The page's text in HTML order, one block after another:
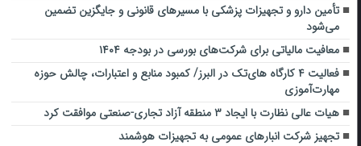
تأمین دارو و تجهیزات پزشکی با مسیرهای قانونی و جایگزین تضمین
می‌شود
معافیت مالیاتی برای شرکت‌های بورسی در بودجه ۱۴۰۴
فعالیت ۴ کارگاه های‌تک در البرز/ کمبود منابع و اعتبارات، چالش حوزه
مهارت‌آموزی
هیات عالی نظارت با ایجاد ۳ منطقه آزاد تجاری-صنعتی موافقت کرد
تجهیز شرکت انبارهای عمومی به تجهیزات هوشمند